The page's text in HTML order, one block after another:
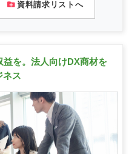
資料請求リストへ
益を。法人向けDX商材を
ネス